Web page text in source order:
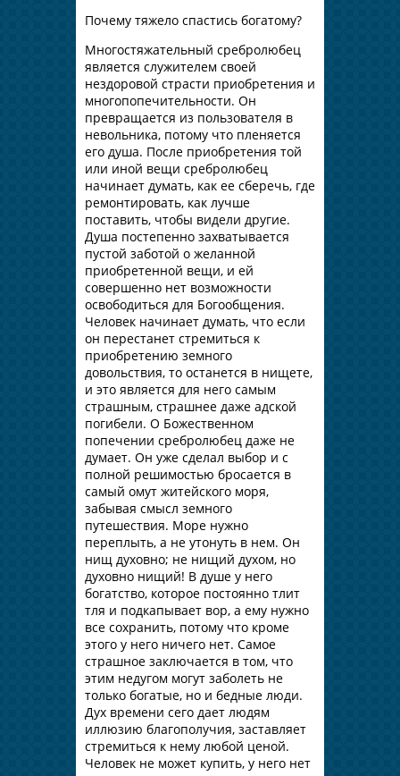
Почему тяжело спастись богатому?
Многостяжательный сребролюбец
является служителем своей
нездоровой страсти приобретения и
многопопечительности. Он
превращается из пользователя в
невольника, потому что пленяется
его душа. После приобретения той
или иной вещи сребролюбец
начинает думать, как ее сберечь, где
ремонтировать, как лучше
поставить, чтобы видели другие.
Душа постепенно захватывается
пустой заботой о желанной
приобретенной вещи, и ей
совершенно нет возможности
освободиться для Богообщения.
Человек начинает думать, что если
он перестанет стремиться к
приобретению земного
довольствия, то останется в нищете,
и это является для него самым
страшным, страшнее даже адской
погибели. О Божественном
попечении сребролюбец даже не
думает. Он уже сделал выбор и с
полной решимостью бросается в
самый омут житейского моря,
забывая смысл земного
путешествия. Море нужно
переплыть, а не утонуть в нем. Он
нищ духовно; не нищий духом, но
духовно нищий! В душе у него
богатство, которое постоянно тлит
тля и подкапывает вор, а ему нужно
все сохранить, потому что кроме
этого у него ничего нет. Самое
страшное заключается в том, что
этим недугом могут заболеть не
только богатые, но и бедные люди.
Дух времени сего дает людям
иллюзию благополучия, заставляет
стремиться к нему любой ценой.
Человек не может купить, у него нет